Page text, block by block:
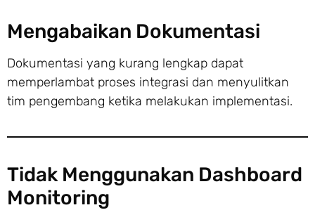
Mengabaikan Dokumentasi
Dokumentasi yang kurang lengkap dapat
memperlambat proses integrasi dan menyulitkan
tim pengembang ketika melakukan implementasi.
Tidak Menggunakan Dashboard
Monitoring